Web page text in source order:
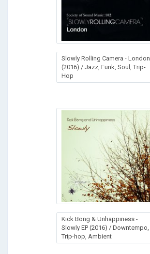
Slowly Rolling Camera - London
(2016) / Jazz, Funk, Soul, Trip-
Hop
Kick Bong & Unhappiness -
Slowly EP (2016) / Downtempo,
Trip-hop, Ambient